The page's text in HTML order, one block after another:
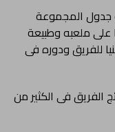
جدول المجموعة
على ملعبه وطبيعة
للفريق ودوره فى
الفريق فى الكثير من